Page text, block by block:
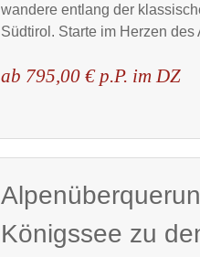
wandere entlang der
Südtirol. Starte im Herzen des
ab 795,00 € p.P. im DZ
Königssee zu